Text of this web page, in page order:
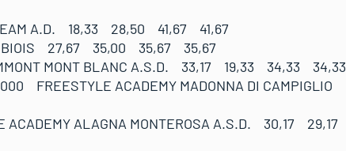
A.D. 18,33 28,50 41,67 41,67
BIOIS 27,67 35,00 35,67 35,67
MONT BLANC A.S.D. 33,17 19,33 34,33 34,33
FREESTYLE ACADEMY MADONNA DI CAMPIGLIO
ALAGNA MONTEROSA A.S.D. 30,17 29,17